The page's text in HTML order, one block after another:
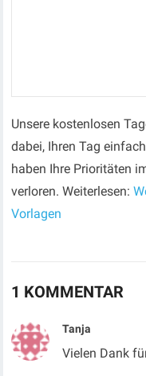
Unsere kostenlosen
dabei, Ihren Tag
haben Ihre Prioritäten
verloren. Weiterlesen:
Vorlagen
1 KOMMENTAR
Tanja
Vielen Dank